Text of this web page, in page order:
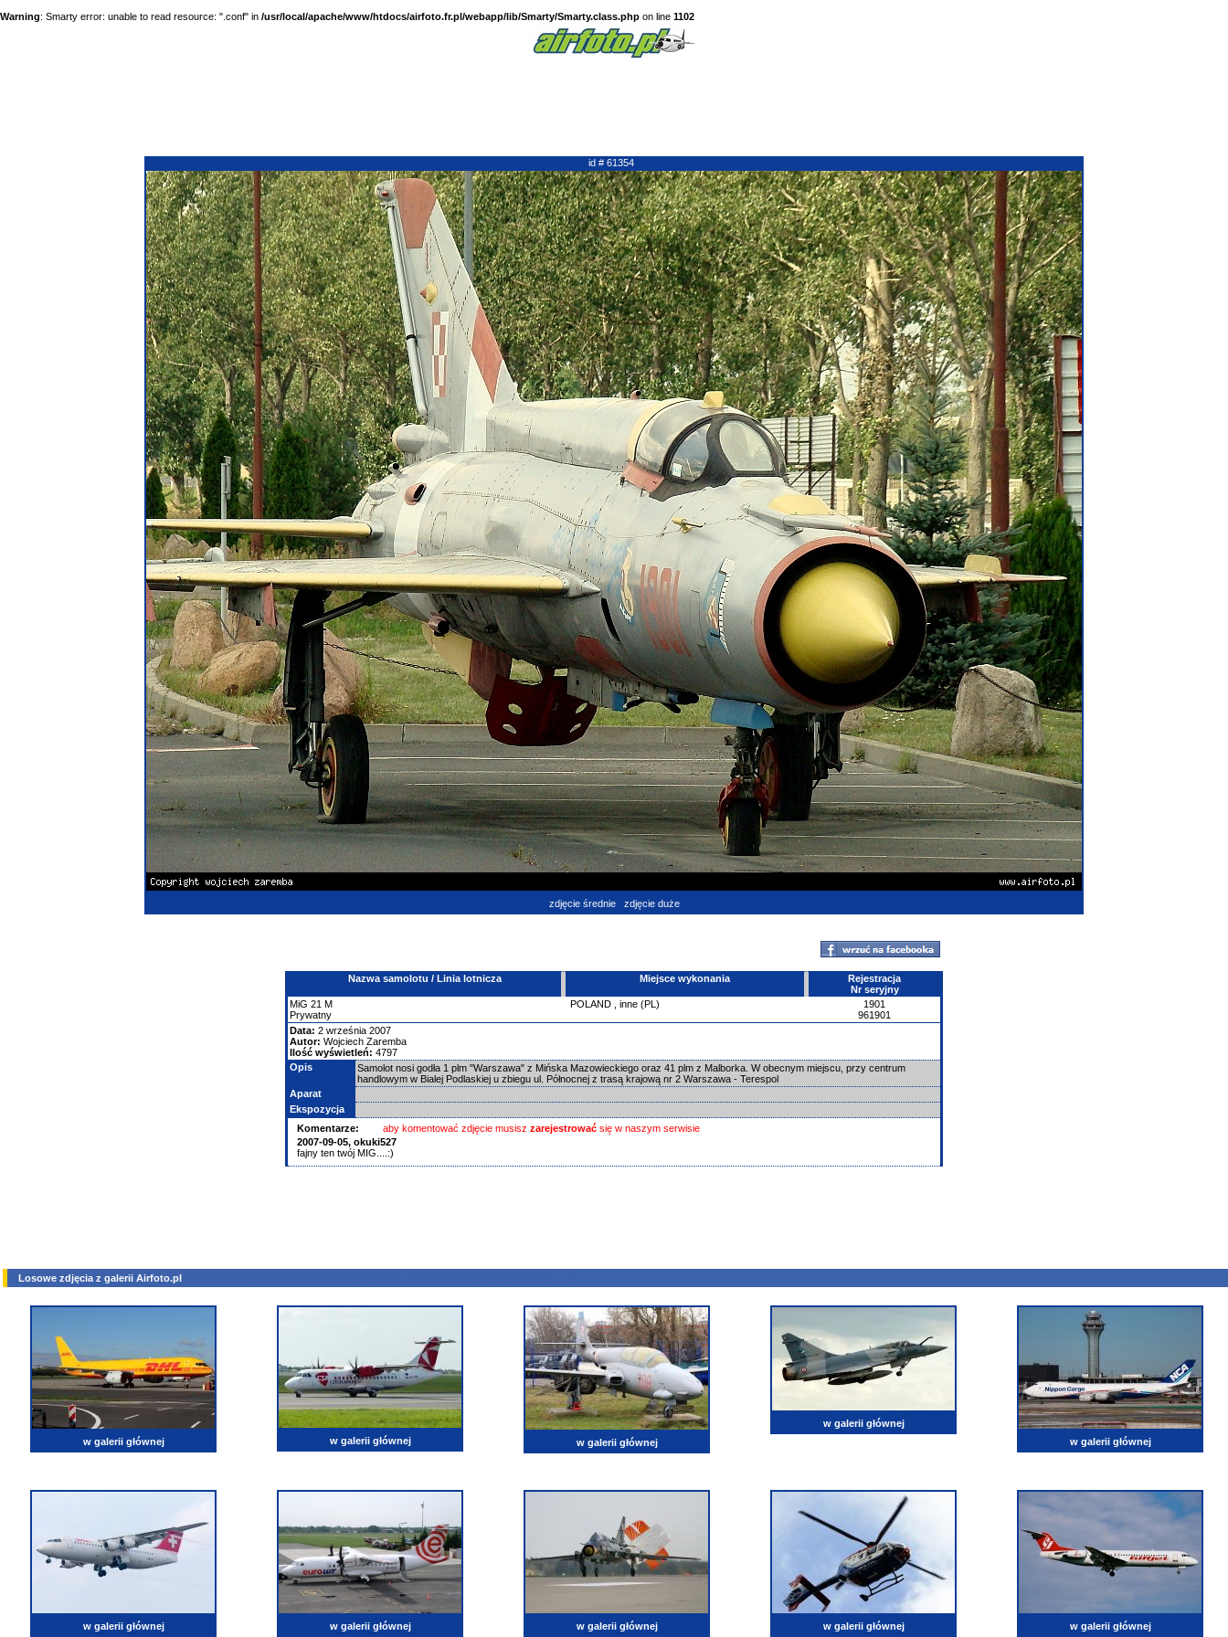
Warning: Smarty error: unable to read resource: ".conf" in /usr/local/apache/www/htdocs/airfoto.fr.pl/webapp/lib/Smarty/Smarty.class.php on line 1102
id # 61354
zdjęcie średnie zdjęcie duże
Nazwa samolotu / Linia lotnicza Miejsce wykonania
Rejestracja
Nr seryjny
MiG 21 M
Prywatny
POLAND inne (PL)
1901
961901
Data: 2 września 2007
Autor: Wojciech Zaremba
Ilość wyświetleń: 4797
Opis
Samolot nosi godła 1 plm "Warszawa" z Mińska Mazowieckiego oraz 41 plm z Malborka. W obecnym miejscu, przy centrum
handlowym w Bialej Podlaskiej u zbiegu ul. Północnej z trasą krajową nr 2 Warszawa - Terespol
Aparat
Ekspozycja
Komentarze:
aby komentować zdjęcie musisz zarejestrować się w naszym serwisie
2007-09-05, okuki527
fajny ten twój MIG....:)
Losowe zdjęcia z galerii Airfoto.pl
w galerii głównej w galerii głównej w galerii głównej
w galerii głównej
w galerii głównej
w galerii głównej w galerii głównej w galerii głównej w galerii głównej w galerii głównej